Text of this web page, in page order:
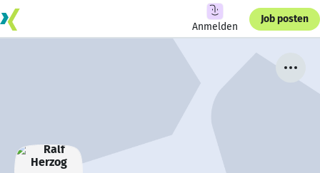
Anmelden
Job posten